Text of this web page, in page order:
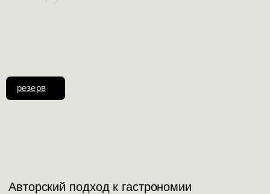
резерв
Авторский подход к гастрономии